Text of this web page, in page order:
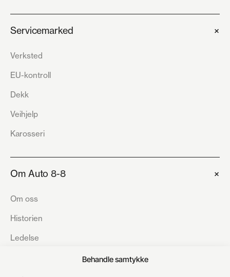
Behandle samtykke
Servicemarked +
Verksted
EU-kontroll
Dekk
Veihjelp
Karosseri
Om Auto 8-8 +
Om oss
Historien
Ledelse